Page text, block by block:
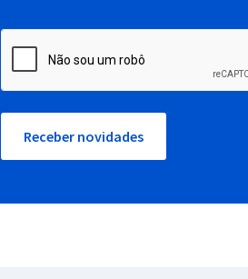
Receber novidades